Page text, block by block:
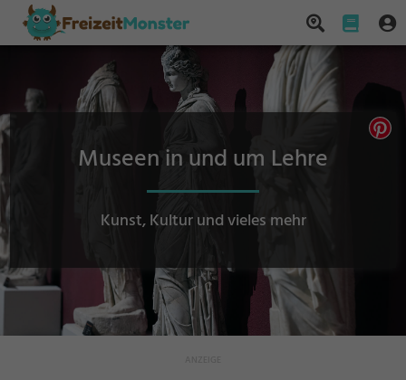
Museen in und um Lehre
Kunst, Kultur und vieles mehr